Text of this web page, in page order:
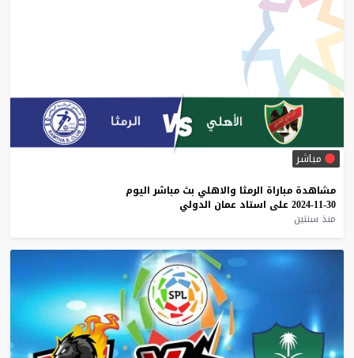
مباشر
مشاهدة مباراة الرمثا والاهلي بث مباشر اليوم
30-11-2024
على استاد عمان الدولي
منذ سنتين